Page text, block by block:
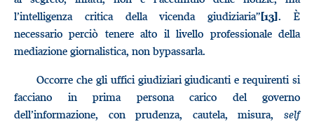
l’intelligenza critica della vicenda giudiziaria”[13]. È
necessario perciò tenere alto il livello professionale della
mediazione giornalistica, non bypassarla.
Occorre che gli uffici giudiziari giudicanti e requirenti si
facciano in prima persona carico del governo
dell’informazione, con prudenza, cautela, misura, self